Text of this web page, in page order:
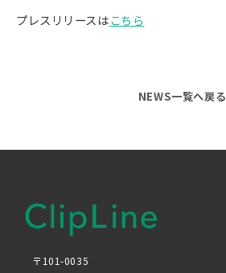
プレスリリースはこちら
NEWS一覧へ戻る
〒101-0035